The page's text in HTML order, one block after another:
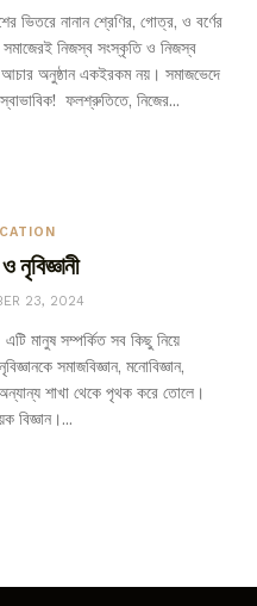
ভিতরে নানান শ্রেণির, গোত্র, ও বর্ণের
নিজস্ব সংস্কৃতি ও নিজস্ব
অনুষ্ঠান একইরকম নয়। সমাজভেদে
ফলশ্রুতিতে, নিজের...
নৃবিজ্ঞানী
23, 2024
মানুষ সম্পর্কিত সব কিছু নিয়ে
সমাজবিজ্ঞান, মনোবিজ্ঞান,
শাখা থেকে পৃথক করে তোলে।
বিজ্ঞান।...